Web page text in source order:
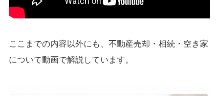
ここまでの内容以外にも、不動産売却・相続・空き家
について動画で解説しています。